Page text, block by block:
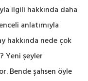
ilgili hakkında daha
anlatımıyla
hakkında nede çok
Yeni şeyler
Bende şahsen öyle